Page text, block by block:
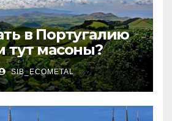
в Португалию
тут масоны?
SIB_ECOMETAL